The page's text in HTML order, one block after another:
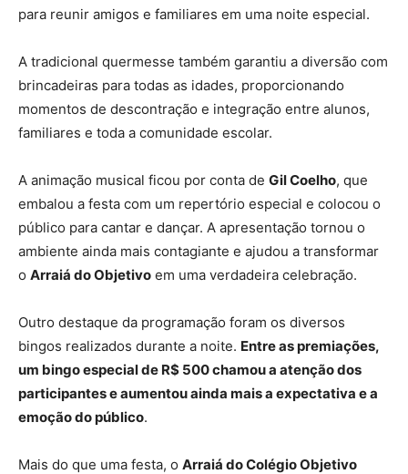
para reunir amigos e familiares em uma noite especial.
A tradicional quermesse também garantiu a diversão com
brincadeiras para todas as idades, proporcionando
momentos de descontração e integração entre alunos,
familiares e toda a comunidade escolar.
A animação musical ficou por conta de Gil Coelho, que
embalou a festa com um repertório especial e colocou o
público para cantar e dançar. A apresentação tornou o
ambiente ainda mais contagiante e ajudou a transformar
o Arraiá do Objetivo em uma verdadeira celebração.
Outro destaque da programação foram os diversos
bingos realizados durante a noite. Entre as premiações,
um bingo especial de R$ 500 chamou a atenção dos
participantes e aumentou ainda mais a expectativa e a
emoção do público.
Mais do que uma festa, o Arraiá do Colégio Objetivo